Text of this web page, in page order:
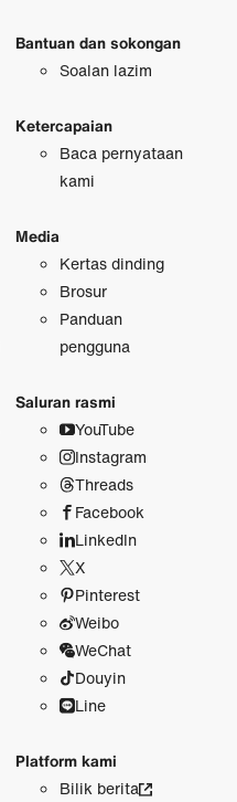
Bantuan dan sokongan
Soalan lazim
Ketercapaian
Baca pernyataan
kami
Media
Kertas dinding
Brosur
Panduan
pengguna
Saluran rasmi
YouTube
Instagram
Threads
Facebook
LinkedIn
X
Pinterest
Weibo
WeChat
Douyin
Line
Platform kami
Bilik berita